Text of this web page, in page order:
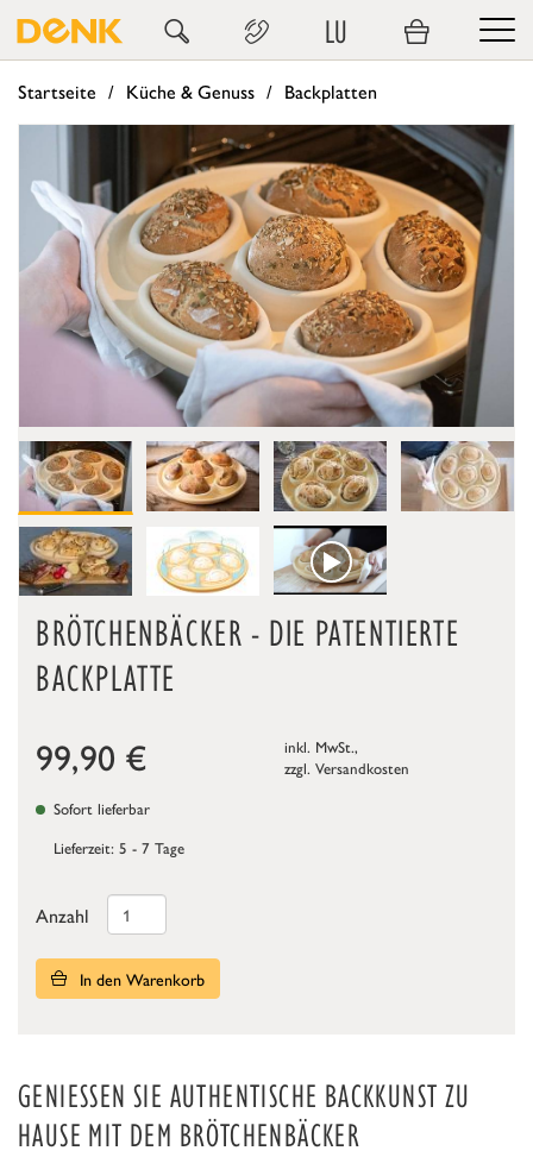
LU
Startseite Küche & Genuss Backplatten
BRÖTCHENBÄCKER - DIE PATENTIERTE
BACKPLATTE
99,90 €
inkl. MwSt.,
zzgl. Versandkosten
Sofort lieferbar
Lieferzeit: 5 - 7 Tage
Anzahl
In den Warenkorb
GENIESSEN SIE AUTHENTISCHE BACKKUNST ZU H
AUSE MIT DEM BRÖTCHENBÄCKER